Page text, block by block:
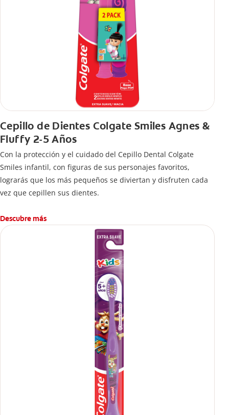
Cepillo de Dientes Colgate Smiles Agnes &
Fluffy 2-5 Años
Con la protección y el cuidado del Cepillo Dental Colgate
Smiles infantil, con figuras de sus personajes favoritos,
lograrás que los más pequeños se diviertan y disfruten cada
vez que cepillen sus dientes.
Descubre más